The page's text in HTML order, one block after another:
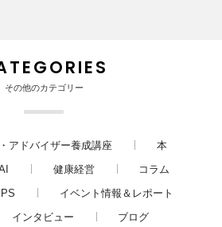
その他のカテゴリー
アドバイザー養成講座
本
健康経営
コラム
イベント情報＆レポート
インタビュー
ブログ